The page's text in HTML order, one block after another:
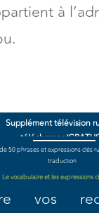
à
Supplément télévision
télécharger
50 phrases et expressions clés
traduction
Le vocabulaire et les expressions
vos